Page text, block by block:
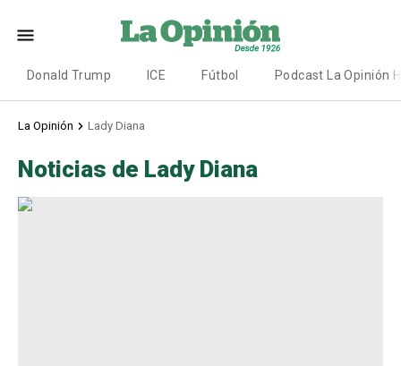
Donald Trump ICE Fútbol Podcast La Opinión
La Opinión Lady Diana
Noticias de Lady Diana